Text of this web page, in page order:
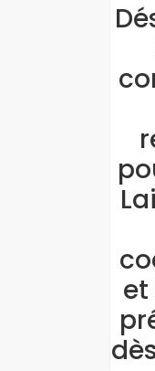
et